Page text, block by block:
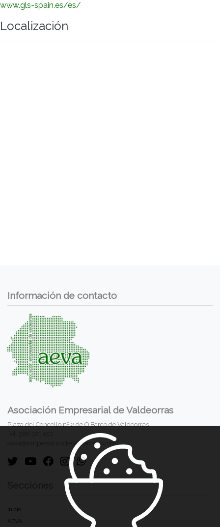
www.gls-spain.es/es/
Localización
Información de contacto
Asociación Empresarial de Valdeorras
Plaza del Concello nº 2 de O Barco de Valdeorras.
aeva@empresariosdevaldeorras.com
Inicio
AEVA